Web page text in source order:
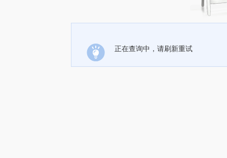
正在查询中，请刷新重试